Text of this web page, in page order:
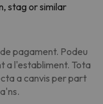
stag or similar
pagament. Podeu
a l'establiment. Tota
a canvis per part